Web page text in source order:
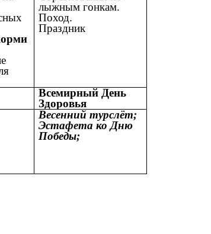
лыжным гонкам.
Поход.
Праздник
Всемирный День
Здоровья
Весенний турслёт;
Эстафета ко Дню
Победы;